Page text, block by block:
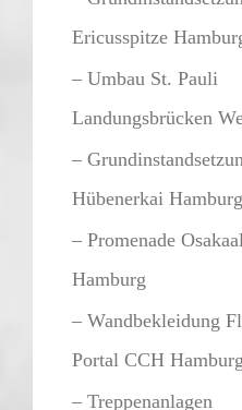
Ericusspitze
– Umbau St. Pauli
Landungsbrücken
–
Hübenerkai Hamburg
– Promenade
Hamburg
– Wandbekleidung
Portal CCH Hamburg
– Treppenanlagen